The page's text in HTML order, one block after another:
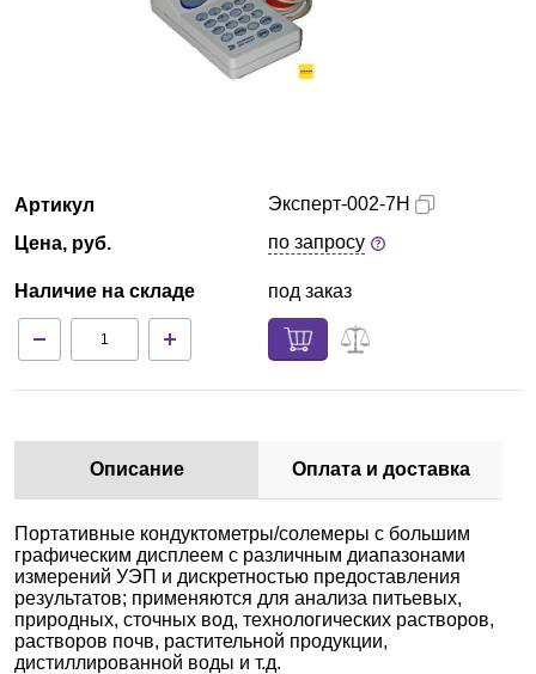
Технический сервис
Доставка и оплата
Артикул
Цена, руб.
Наличие на складе
Эксперт-002-7Н
по запросу
под заказ
Описание Оплата и доставка
Портативные кондуктометры/солемеры с большим
графическим дисплеем с различным диапазонами
измерений УЭП и дискретностью предоставления
результатов; применяются для анализа питьевых,
природных, сточных вод, технологических растворов,
растворов почв, растительной продукции,
дистиллированной воды и т.д.